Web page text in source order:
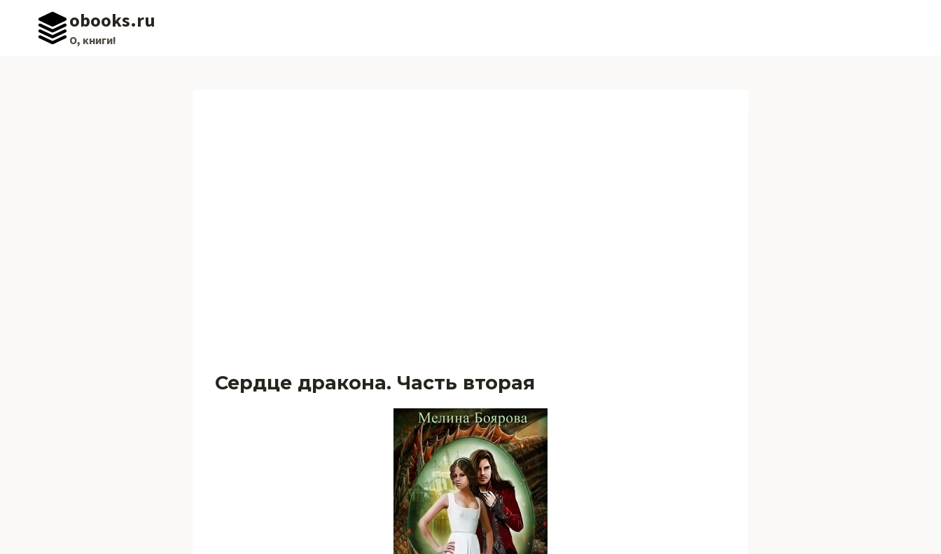
содержимому
obooks.ru
О, книги!
Сердце дракона. Часть вторая